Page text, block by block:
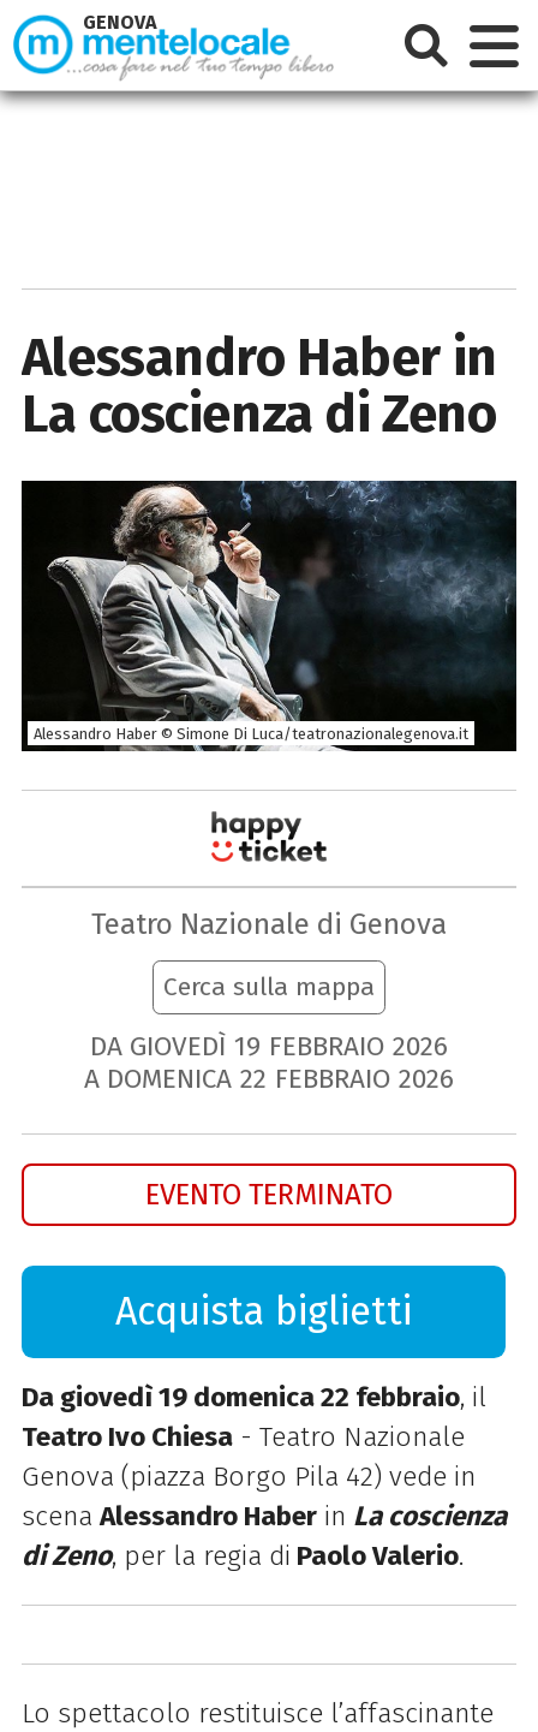
Alessandro Haber in
La coscienza di Zeno
Alessandro Haber © Simone Di Luca/teatronazionalegenova.it
Teatro Nazionale di Genova
Cerca sulla mappa
DA GIOVEDÌ 19 FEBBRAIO 2026
A DOMENICA 22 FEBBRAIO 2026
EVENTO TERMINATO
Acquista biglietti
Da giovedì 19 domenica 22 febbraio, il
Teatro Ivo Chiesa- Teatro Nazionale
Genova (piazza Borgo Pila 42) vede in
scenaAlessandro Haberin La coscienza
di Zeno, per la regia di Paolo Valerio.
Lo spettacolo restituisce l’affascinante
GENOVA